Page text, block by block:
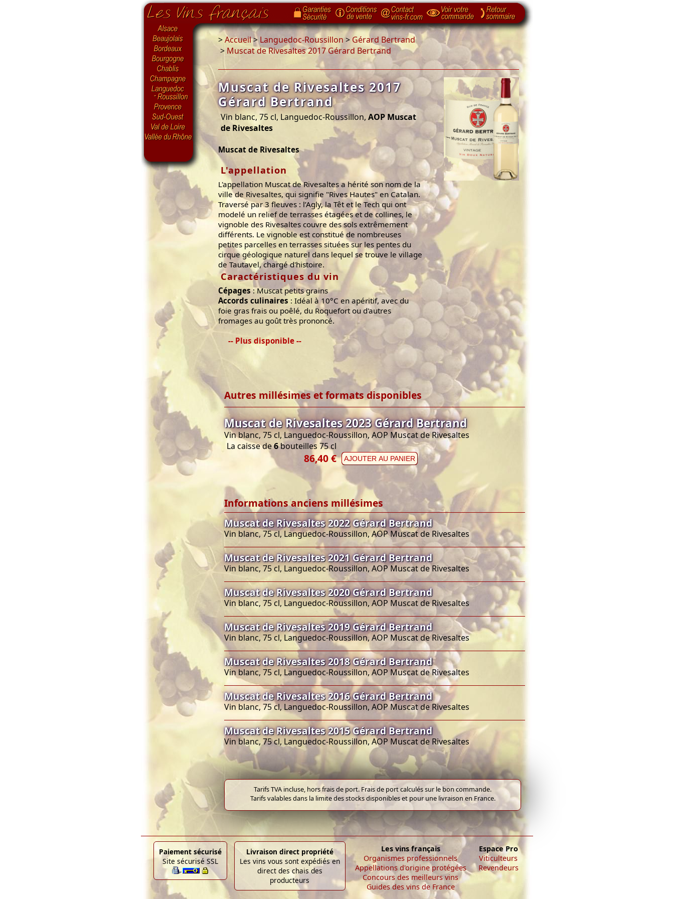
>Accueil>Languedoc-Roussillon> Gérard Bertrand
> Muscat de Rivesaltes 2017 Gérard Bertrand
Muscat de Rivesaltes 2017
Gérard Bertrand
Vin blanc, 75 cl, Languedoc-Roussillon, AOP Muscat
de Rivesaltes
Muscat de Rivesaltes
L'appellation
L'appellation Muscat de Rivesaltes a hérité son nom de la
ville de Rivesaltes, qui signifie "Rives Hautes" en Catalan.
Traversé par 3 fleuves : l’Agly, la Têt et le Tech qui ont
modelé un relief de terrasses étagées et de collines, le
vignoble des Rivesaltes couvre des sols extrêmement
différents. Le vignoble est constitué de nombreuses
petites parcelles en terrasses situées sur les pentes du
cirque géologique naturel dans lequel se trouve le village
de Tautavel, chargé d'histoire.
Caractéristiques du vin
Cépages: Muscat petits grains
Accords culinaires : Idéal à 10°C en apéritif, avec du
foie gras frais ou poêlé, du Roquefort ou d'autres
fromages au goût très prononcé.
-- Plus disponible --
Autres millésimes et formats disponibles
Muscat de Rivesaltes 2023 Gérard Bertrand
Vin blanc, 75 cl, Languedoc-Roussillon, AOP Muscat de Rivesaltes
La caisse de6bouteilles 75 cl
86,40 € AJOUTER AU PANIER
Informations anciens millésimes
Muscat de Rivesaltes 2022 Gérard Bertrand
Vin blanc, 75 cl, Languedoc-Roussillon, AOP Muscat de Rivesaltes
Muscat de Rivesaltes 2021 Gérard Bertrand
Vin blanc, 75 cl, Languedoc-Roussillon, AOP Muscat de Rivesaltes
Muscat de Rivesaltes 2020 Gérard Bertrand
Vin blanc, 75 cl, Languedoc-Roussillon, AOP Muscat de Rivesaltes
Muscat de Rivesaltes 2019 Gérard Bertrand
Vin blanc, 75 cl, Languedoc-Roussillon, AOP Muscat de Rivesaltes
Muscat de Rivesaltes 2018 Gérard Bertrand
Vin blanc, 75 cl, Languedoc-Roussillon, AOP Muscat de Rivesaltes
Muscat de Rivesaltes 2016 Gérard Bertrand
Vin blanc, 75 cl, Languedoc-Roussillon, AOP Muscat de Rivesaltes
Muscat de Rivesaltes 2015 Gérard Bertrand
Vin blanc, 75 cl, Languedoc-Roussillon, AOP Muscat de Rivesaltes
Tarifs TVA incluse, hors frais de port. Frais de port calculés sur le bon commande.
Tarifs valables dans la limite des stocks disponibles et pour une livraison en France.
Paiement sécurisé
Site sécurisé SSL
Livraison direct propriété
Les vins vous sont expédiés en
direct des chais des
producteurs
Les vins français
Organismes professionnels
Appellations d'origine protégées
Concours des meilleurs vins
Guides des vins de France
Espace Pro
Viticulteurs
Revendeurs